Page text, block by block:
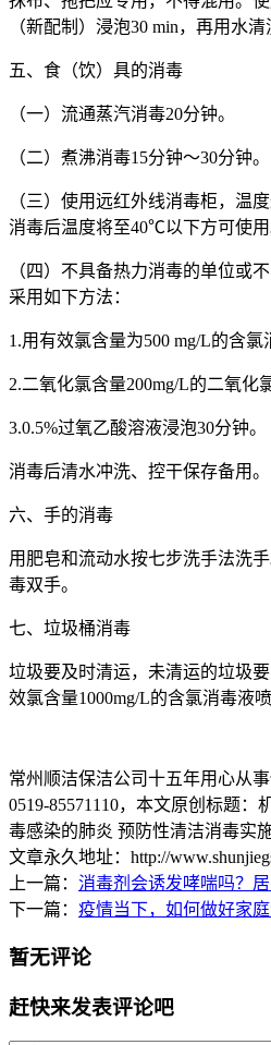
（新配制）浸泡30 min，再用水
五、食（饮）具的消毒
（一）流通蒸汽消毒20分钟。
（二）煮沸消毒15分钟～30分钟。
（三）使用远红外线消毒柜，温
消毒后温度将至40℃以下方可使用
（四）不具备热力消毒的单位或
采用如下方法：
1.用有效氯含量为500 mg/L的含氯
2.二氧化氯含量200mg/L的二氧化
3.0.5%过氧乙酸溶液浸泡30分钟。
消毒后清水冲洗、控干保存备用。
六、手的消毒
用肥皂和流动水按七步洗手法洗
毒双手。
七、垃圾桶消毒
垃圾要及时清运，未清运的垃圾
效氯含量1000mg/L的含氯消毒液
常州顺洁保洁公司十五年用心从
0519-85571110，本文原创标题：
毒感染的肺炎 预防性清洁消毒实
文章永久地址：http://
上一篇： 消毒剂会诱发哮喘吗？
下一篇： 疫情当下，如何做好家
暂无评论
赶快来发表评论吧